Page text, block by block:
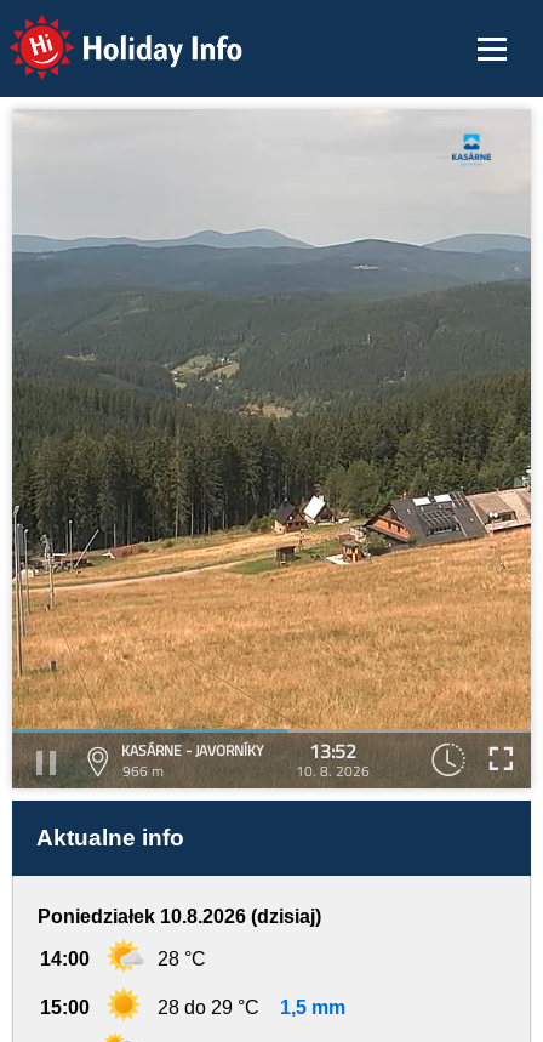
Holiday Info
KASÁRNE - JAVORNÍKY
966 m
13:52
10. 8. 2026
Aktualne info
Poniedziałek 10.8.2026 (dzisiaj)
14:00 28 °C
15:00 28 do 29 °C 1,5 mm